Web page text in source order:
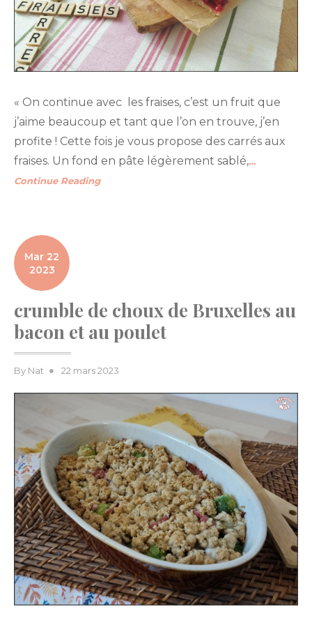
« On continue avec les fraises, c’est un fruit que
j’aime beaucoup et tant que l’on en trouve, j’en
profite ! Cette fois je vous propose des carrés aux
fraises. Un fond en pâte légèrement sablé,…
Continue Reading
Mar 22
2023
crumble de choux de Bruxelles au
bacon et au poulet
By Nat
Posted
22 mars 2023